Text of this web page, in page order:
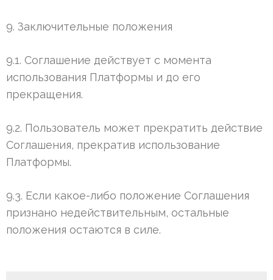
9. Заключительные положения
9.1. Соглашение действует с момента
использования Платформы и до его
прекращения.
9.2. Пользователь может прекратить действие
Соглашения, прекратив использование
Платформы.
9.3. Если какое-либо положение Соглашения
признано недействительным, остальные
положения остаются в силе.